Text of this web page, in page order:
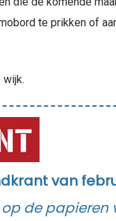
te prikken of
wijk.
van
de papieren